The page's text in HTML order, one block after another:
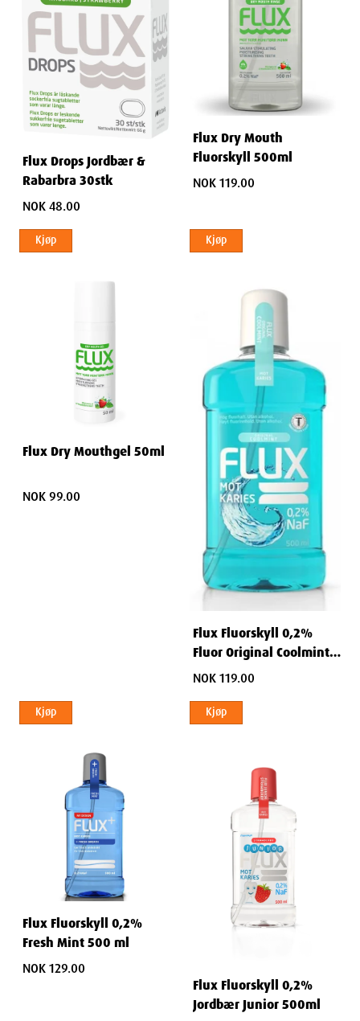
Flux Drops Jordbær &
Rabarbra 30stk
NOK 48.00
Kjøp
Flux Dry Mouth
Fluorskyll 500ml
NOK 119.00
Kjøp
Flux Dry Mouthgel 50ml
NOK 99.00
Kjøp
Flux Fluorskyll 0,2%
Fluor Original Coolmint
500ml
NOK 119.00
Kjøp
Flux Fluorskyll 0,2%
Fresh Mint 500 ml
NOK 129.00
Flux Fluorskyll 0,2%
Jordbær Junior 500ml